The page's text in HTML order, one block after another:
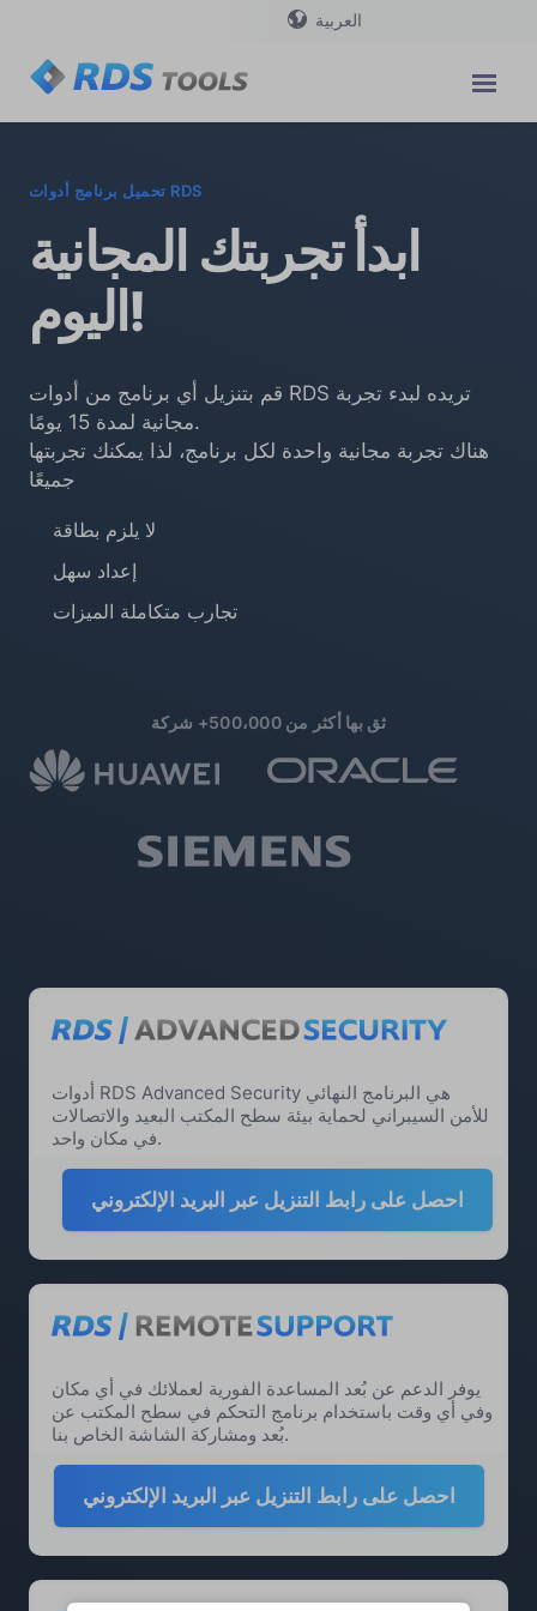
العربية
تحميل برنامج أدوات RDS
ابدأ تجربتك المجانية
اليوم!
قم بتنزيل أي برنامج من أدوات RDS تريده لبدء تجربة
مجانية لمدة 15 يومًا.
هناك تجربة مجانية واحدة لكل برنامج، لذا يمكنك تجربتها
جميعًا
لا يلزم بطاقة
إعداد سهل
تجارب متكاملة الميزات
ثق بها أكثر من 500،000+ شركة
أدوات RDS Advanced Security هي البرنامج النهائي
للأمن السيبراني لحماية بيئة سطح المكتب البعيد والاتصالات
في مكان واحد.
احصل على رابط التنزيل عبر البريد الإلكتروني
يوفر الدعم عن بُعد المساعدة الفورية لعملائك في أي مكان
وفي أي وقت باستخدام برنامج التحكم في سطح المكتب عن
بُعد ومشاركة الشاشة الخاص بنا.
احصل على رابط التنزيل عبر البريد الإلكتروني